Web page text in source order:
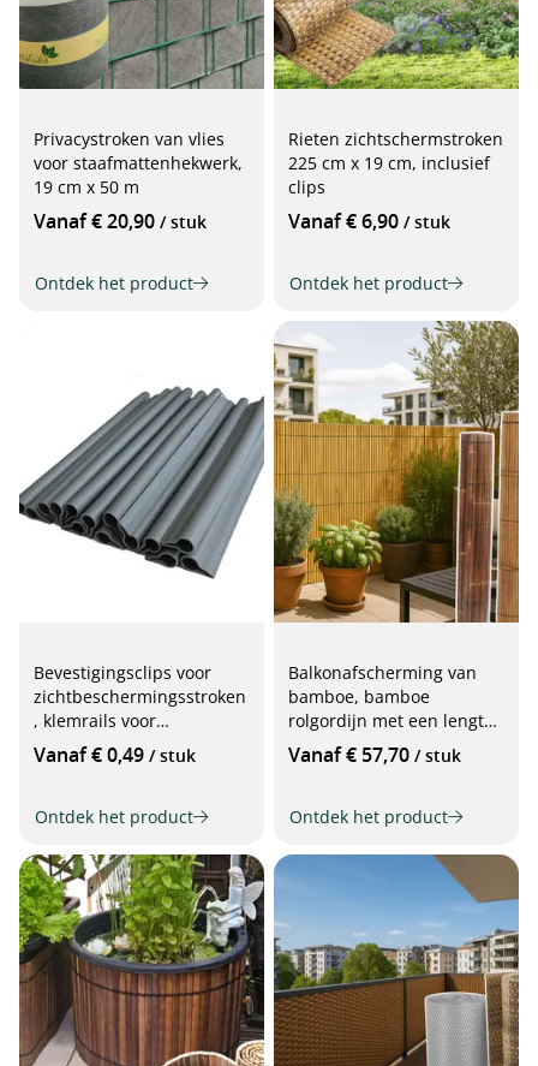
Privacystroken van vlies
voor staafmattenhekwerk,
19 cm x 50 m
Vanaf € 20,90 / stuk
Ontdek het product
Rieten zichtschermstroken
225 cm x 19 cm, inclusief
clips
Vanaf € 6,90 / stuk
Ontdek het product
Bevestigingsclips voor
zichtbeschermingsstroken
, klemrails voor
staafmattenhekwerk, 19
cm
Vanaf € 0,49 / stuk
Ontdek het product
Balkonafscherming van
bamboe, bamboe
rolgordijn met een lengte
van 300 cm
Vanaf € 57,70 / stuk
Ontdek het product